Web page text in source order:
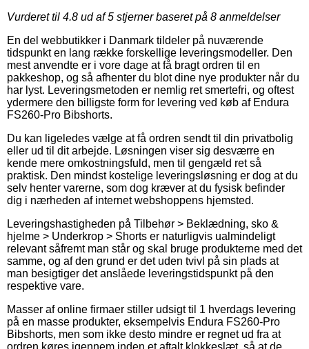
Vurderet til 4.8 ud af 5 stjerner baseret på 8 anmeldelser
En del webbutikker i Danmark tildeler på nuværende
tidspunkt en lang række forskellige leveringsmodeller. Den
mest anvendte er i vore dage at få bragt ordren til en
pakkeshop, og så afhenter du blot dine nye produkter når du
har lyst. Leveringsmetoden er nemlig ret smertefri, og oftest
ydermere den billigste form for levering ved køb af Endura
FS260-Pro Bibshorts.
Du kan ligeledes vælge at få ordren sendt til din privatbolig
eller ud til dit arbejde. Løsningen viser sig desværre en
kende mere omkostningsfuld, men til gengæld ret så
praktisk. Den mindst kostelige leveringsløsning er dog at du
selv henter varerne, som dog kræver at du fysisk befinder
dig i nærheden af internet webshoppens hjemsted.
Leveringshastigheden på Tilbehør > Beklædning, sko &
hjelme > Underkrop > Shorts er naturligvis ualmindeligt
relevant såfremt man står og skal bruge produkterne med det
samme, og af den grund er det uden tvivl på sin plads at
man besigtiger det anslåede leveringstidspunkt på den
respektive vare.
Masser af online firmaer stiller udsigt til 1 hverdags levering
på en masse produkter, eksempelvis Endura FS260-Pro
Bibshorts, men som ikke desto mindre er regnet ud fra at
ordren køres igennem inden et aftalt klokkeslæt, så at de